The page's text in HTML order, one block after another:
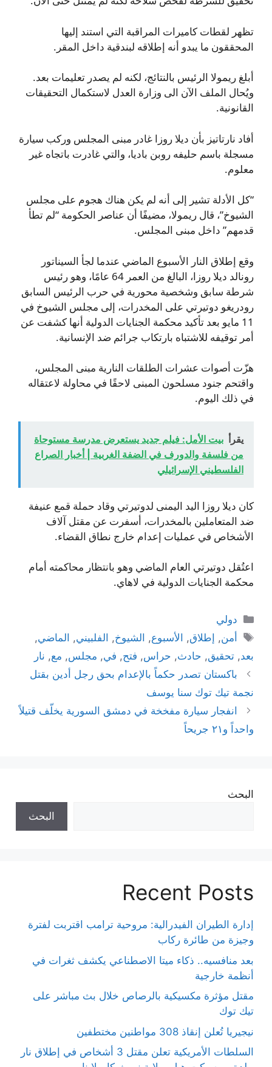
تظهر لقطات كاميرات المراقبة التي استند إليها
المحققون ما يبدو أنه إطلاقه لبندقية داخل المقر.
أبلغ ريمولا الرئيس بالنتائج، لكنه لم يصدر تعليمات بعد.
ويُحال الملف الآن الى وزارة العدل لاستكمال التحقيقات
القانونية.
أفاد نارتاتيز بأن ديلا روزا غادر مبنى المجلس وركب سيارة
مسجلة باسم حليفه روبن باديا، والتي غادرت باتجاه غير
معلوم.
“كل الأدلة تشير إلى أنه لم يكن هناك هجوم على مجلس
الشيوخ”، قال ريمولا، مضيفًا أن عناصر الحكومة “لم تطأ
قدمهم” داخل مبنى المجلس.
وقع إطلاق النار الأسبوع الماضي عندما لجأ السيناتور
رونالد ديلا روزا، البالغ من العمر 64 عامًا، وهو رئيس
شرطة سابق وشخصية محورية في حرب الرئيس السابق
رودريغو دوتيرتي على المخدرات، إلى مجلس الشيوخ في
11 مايو بعد تأكيد محكمة الجنايات الدولية أنها كشفت عن
أمر توقيفه للاشتباه بارتكاب جرائم ضد الإنسانية.
هزّت أصوات عشرات الطلقات النارية مبنى المجلس،
واقتحم جنود مسلحون المبنى لاحقًا في محاولة لاعتقاله
في ذلك اليوم.
يقرأ بيت الأمل: فيلم جديد يستعرض مدرسة مستوحاة
من فلسفة والدورف في الضفة الغربية | أخبار الصراع
الفلسطيني الإسرائيلي
كان ديلا روزا اليد اليمنى لدوتيرتي وقاد حملة قمع عنيفة
ضد المتعاملين بالمخدرات، أسفرت عن مقتل آلاف
الأشخاص في عمليات إعدام خارج نطاق القضاء.
اعتُقل دوتيرتي العام الماضي وهو بانتظار محاكمته أمام
محكمة الجنايات الدولية في لاهاي.
التصنيفات
دولي
الوسوم
أمن, إطلاق, الأسبوع, الشيوخ, الفلبيني, الماضي,
بعد, تحقيق, حادث, حراس, فتح, في, مجلس, مع, نار
باكستان تصدر حكماً بالإعدام بحق رجل أدين بقتل
نجمة تيك توك سنا يوسف
انفجار سيارة مفخخة في دمشق السورية يخلّف قتيلاً
واحداً و٢١ جريحاً
البحث
البحث
Recent Posts
إدارة الطيران الفيدرالية: مروحية ترامب اقتربت لفترة
وجيزة من طائرة ركاب
بعد منافسيه.. ذكاء ميتا الاصطناعي يكشف ثغرات في
أنظمة خارجية
مقتل مؤثرة مكسيكية بالرصاص خلال بث مباشر على
تيك توك
نيجيريا تُعلن إنقاذ 308 مواطنين مختطفين
السلطات الأمريكية تعلن مقتل 3 أشخاص في إطلاق نار